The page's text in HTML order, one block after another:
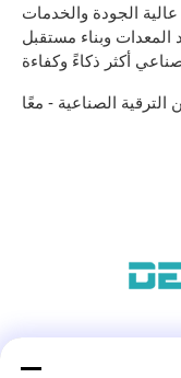
الجودة والخدمات
المعدات وبناء مستقبل